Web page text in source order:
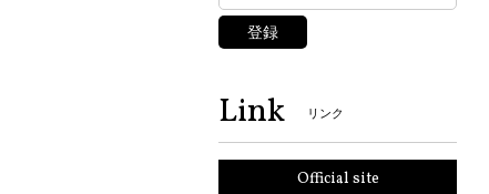
登録
Link リンク
Official site